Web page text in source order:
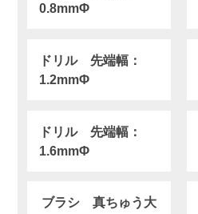
0.8mmΦ
ドリル 先端幅：
1.2mmΦ
ドリル 先端幅：
1.6mmΦ
ブラシ 真ちゅう大